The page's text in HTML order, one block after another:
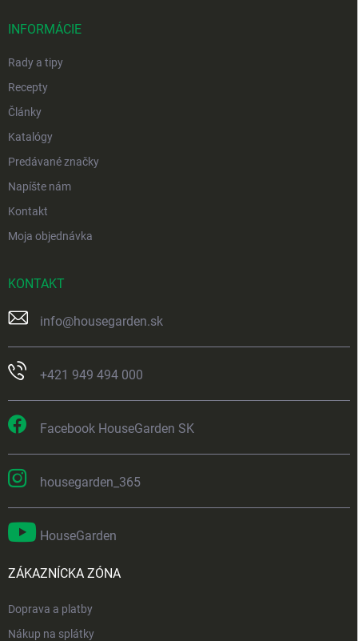
INFORMÁCIE
Rady a tipy
Recepty
Články
Katalógy
Predávané značky
Napíšte nám
Kontakt
Moja objednávka
KONTAKT
info@housegarden.sk
+421 949 494 000
Facebook HouseGarden SK
housegarden_365
HouseGarden
ZÁKAZNÍCKA ZÓNA
Doprava a platby
Nákup na splátky